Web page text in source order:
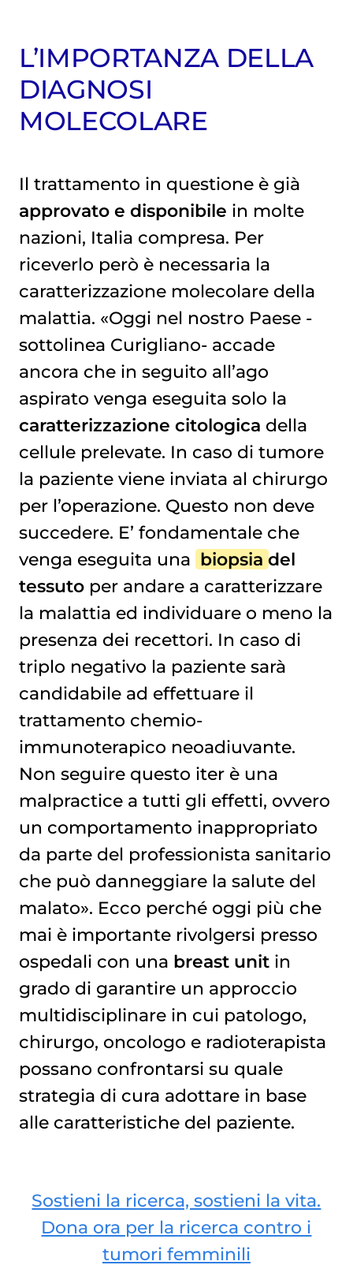
L’IMPORTANZA DELLA
DIAGNOSI
MOLECOLARE
Il trattamento in questione è già
approvato e disponibile in molte
nazioni, Italia compresa. Per
riceverlo però è necessaria la
caratterizzazione molecolare della
malattia. «Oggi nel nostro Paese -
sottolinea Curigliano- accade
ancora che in seguito all’ago
aspirato venga eseguita solo la
caratterizzazione citologica della
cellule prelevate. In caso di tumore
la paziente viene inviata al chirurgo
per l’operazione. Questo non deve
succedere. E’ fondamentale che
venga eseguita una biopsia del
tessutoper andare a caratterizzare
la malattia ed individuare o meno la
presenza dei recettori. In caso di
triplo negativo la paziente sarà
candidabile ad effettuare il
trattamento chemio-
immunoterapico neoadiuvante.
Non seguire questo iter è una
malpractice a tutti gli effetti, ovvero
un comportamento inappropriato
da parte del professionista sanitario
che può danneggiare la salute del
malato». Ecco perché oggi più che
mai è importante rivolgersi presso
ospedali con una breast unitin
grado di garantire un approccio
multidisciplinare in cui patologo,
chirurgo, oncologo e radioterapista
possano confrontarsi su quale
strategia di cura adottare in base
alle caratteristiche del paziente.
Sostieni la ricerca, sostieni la vita.
Dona ora per la ricerca contro i
tumori femminili